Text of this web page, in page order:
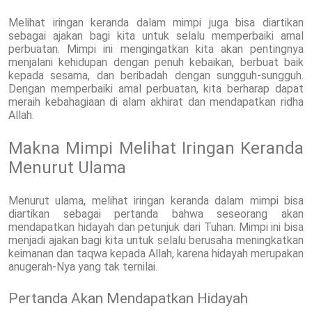
Melihat iringan keranda dalam mimpi juga bisa diartikan
sebagai ajakan bagi kita untuk selalu memperbaiki amal
perbuatan. Mimpi ini mengingatkan kita akan pentingnya
menjalani kehidupan dengan penuh kebaikan, berbuat baik
kepada sesama, dan beribadah dengan sungguh-sungguh.
Dengan memperbaiki amal perbuatan, kita berharap dapat
meraih kebahagiaan di alam akhirat dan mendapatkan ridha
Allah.
Makna Mimpi Melihat Iringan Keranda
Menurut Ulama
Menurut ulama, melihat iringan keranda dalam mimpi bisa
diartikan sebagai pertanda bahwa seseorang akan
mendapatkan hidayah dan petunjuk dari Tuhan. Mimpi ini bisa
menjadi ajakan bagi kita untuk selalu berusaha meningkatkan
keimanan dan taqwa kepada Allah, karena hidayah merupakan
anugerah-Nya yang tak ternilai.
Pertanda Akan Mendapatkan Hidayah